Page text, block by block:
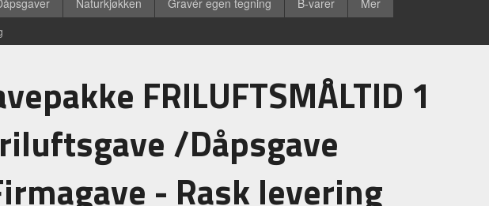
Naturkjøkken Gravér egen tegning B-varer Mer
FRILUFTSMÅLTID 1
/Dåpsgave
- Rask levering